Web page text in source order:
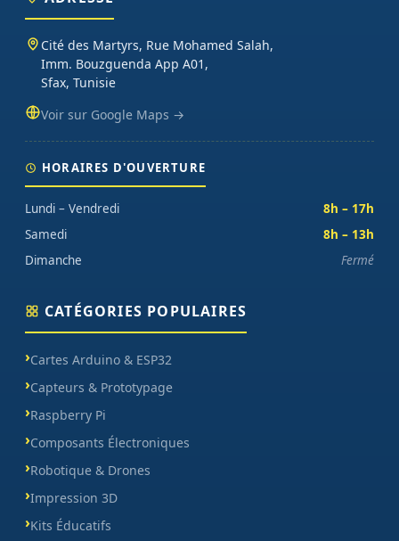
sur chaque commande.
Cité des Martyrs, Rue Mohamed Salah,
Imm. Bouzguenda App A01,
Sfax, Tunisie
Voir sur Google Maps →
HORAIRES D'OUVERTURE
Lundi – Vendredi
8h – 17h
Samedi
8h – 13h
Dimanche
Fermé
CATÉGORIES POPULAIRES
Cartes Arduino & ESP32
Capteurs & Prototypage
Raspberry Pi
Composants Électroniques
Robotique & Drones
Impression 3D
Kits Éducatifs